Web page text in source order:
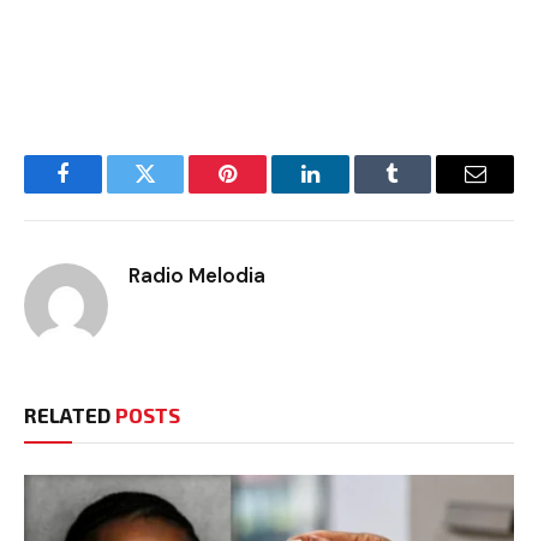
FacebookTwitter Pinterest LinkedInTumblr Email
Radio Melodia
RELATED POSTS